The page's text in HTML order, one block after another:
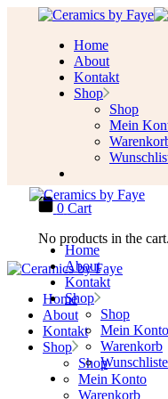
Home
About
Kontakt
Shop
Shop
Mein
0 Cart
No products in the cart.
Home
About
Kontakt
Shop
Shop
Mein Konto
Warenkorb
Home
About
Kontakt
Shop
Shop
Mein Konto
Warenkorb
Wunschliste